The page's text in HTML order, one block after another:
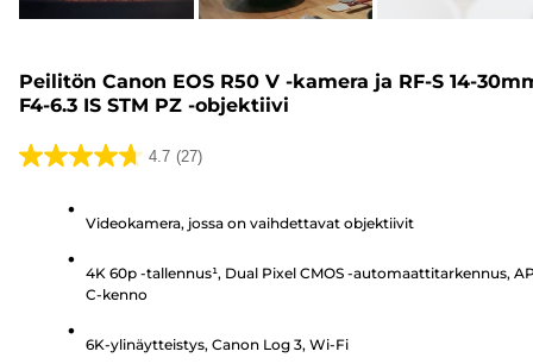
Peilitön Canon EOS R50 V -kamera ja RF-S 14-
F4-6.3 IS STM PZ -objektiivi
4.7 (27)
4.7/5
arvostelua
Videokamera, jossa on vaihdettavat objektiivit
4K 60p -tallennus¹, Dual Pixel CMOS -automaattitarkennus,
C-kenno
6K-ylinäytteistys, Canon Log 3, Wi-Fi